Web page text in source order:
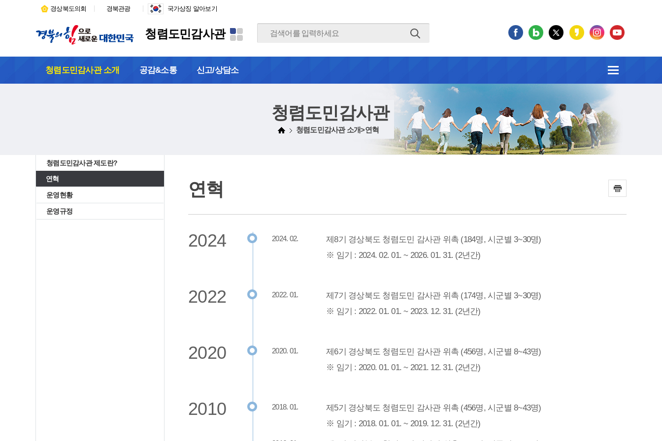
청렴도민감사관
경상북도의회 경북관광 국가상징 알아보기
청렴도민감사관 소개 공감&소통 신고/상담소
청렴도민감사관
청렴도민감사관 소개>연혁
청렴도민감사관 제도란?
연혁
운영현황
운영규정
연혁
2024 2024. 02.
제8기 경상북도 청렴도민 감사관 위촉 (184명, 시군별 3~30명)
※ 임기 : 2024. 02. 01. ~ 2026. 01. 31. (2년간)
2022 2022. 01.
제7기 경상북도 청렴도민 감사관 위촉 (174명, 시군별 3~30명)
※ 임기 : 2022. 01. 01. ~ 2023. 12. 31. (2년간)
2020 2020. 01.
제6기 경상북도 청렴도민 감사관 위촉 (456명, 시군별 8~43명)
※ 임기 : 2020. 01. 01. ~ 2021. 12. 31. (2년간)
2010 2018. 01.
제5기 경상북도 청렴도민 감사관 위촉 (456명, 시군별 8~43명)
※ 임기 : 2018. 01. 01. ~ 2019. 12. 31. (2년간)